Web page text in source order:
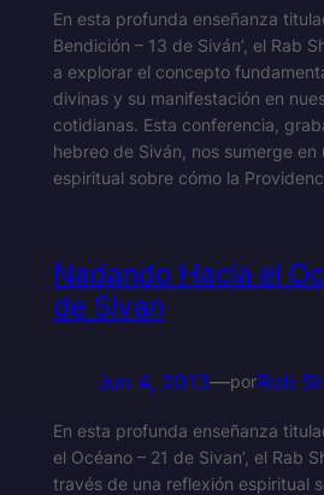
En esta profunda enseñanza
Bendición – 13 de Siván’, el Rab
a explorar el concepto
divinas y su manifestación en
cotidianas. Esta conferencia,
hebreo de Siván, nos sumerge en
espiritual sobre cómo la
Nadando Hacia el
de Sivan
Jun 4, 2013—porRab
En esta profunda enseñanza
el Océano – 21 de Sivan’, el Rab
través de una reflexión espiritual